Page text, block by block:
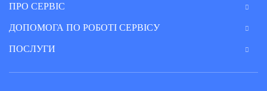
ПРО СЕРВІС
ДОПОМОГА ПО РОБОТІ СЕРВІСУ
ПОСЛУГИ